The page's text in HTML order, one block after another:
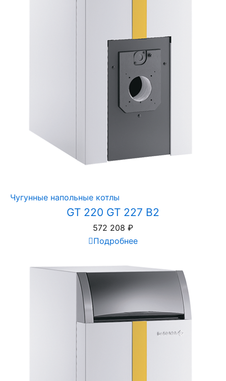
Чугунные напольные котлы
GT 220 GT 227 B2
572 208 ₽
Подробнее